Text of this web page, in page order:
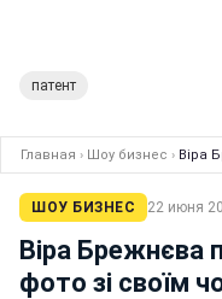
патент
Главная › Шоу бизнес › Віра
ШОУ БИЗНЕС 22 июня
Віра Брежнєва
фото зі своїм